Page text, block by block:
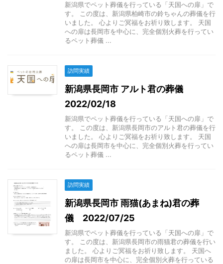
新潟県でペット葬儀を行っている「天国への扉」で
す。 この度は、新潟県柏崎市の鈴ちゃんの葬儀を行
いました。 心よりご冥福をお祈り致します。 天国
への扉は長岡市を中心に、完全個別火葬を行ってい
るペット葬儀 ...
訪問実績
新潟県長岡市 アルト君の葬儀
2022/02/18
新潟県でペット葬儀を行っている「天国への扉」で
す。 この度は、新潟県長岡市のアルト君の葬儀を行
いました。 心よりご冥福をお祈り致します。 天国
への扉は長岡市を中心に、完全個別火葬を行ってい
るペット葬儀 ...
訪問実績
新潟県長岡市 雨猫(あまね)君の葬
儀 2022/07/25
新潟県でペット葬儀を行っている「天国への扉」で
す。 この度は、新潟県長岡市の雨猫君の葬儀を行い
ました。 心よりご冥福をお祈り致します。 天国へ
の扉は長岡市を中心に、完全個別火葬を行っている